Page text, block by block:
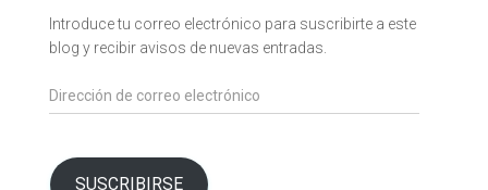
Introduce tu correo electrónico para suscribirte a este
blog y recibir avisos de nuevas entradas.
Dirección
de
electrónico
SUSCRIBIRSE